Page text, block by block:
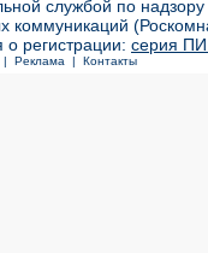
службой по
коммуникаций
регистрации: серия
| Реклама | Контакты